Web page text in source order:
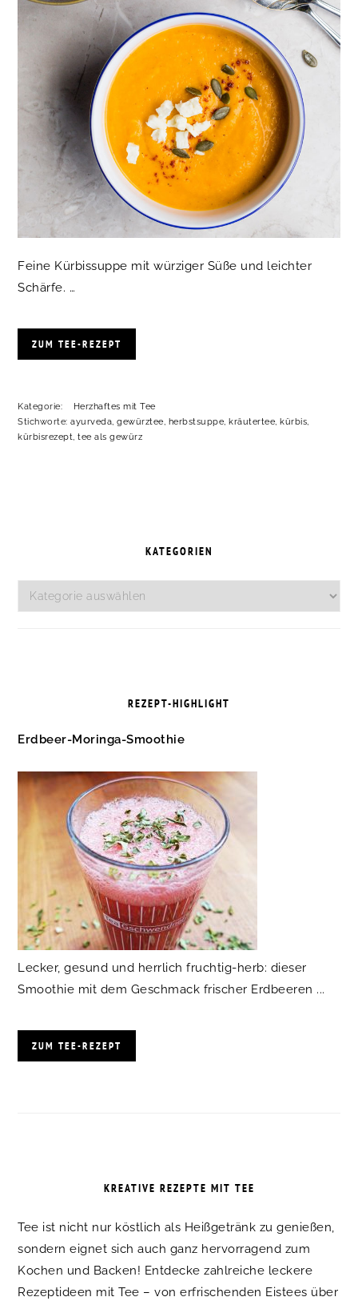
Feine Kürbissuppe mit würziger Süße und leichter
Schärfe. …
ZUM TEE-REZEPT
Kategorie:
Herzhaftes mit Tee
Stichworte:ayurveda ,gewürztee herbstsuppe ,kräutertee ,kürbis
kürbisrezept ,tee als gewürz
KATEGORIEN
Kategorien
REZEPT-HIGHLIGHT
Erdbeer-Moringa-Smoothie
Lecker, gesund und herrlich fruchtig-herb: dieser
Smoothie mit dem Geschmack frischer Erdbeeren ...
ZUM TEE-REZEPT
KREATIVE REZEPTE MIT TEE
Tee ist nicht nur köstlich als Heißgetränk zu genießen,
sondern eignet sich auch ganz hervorragend zum
Kochen und Backen! Entdecke zahlreiche leckere
Rezeptideen mit Tee – von erfrischenden Eistees über